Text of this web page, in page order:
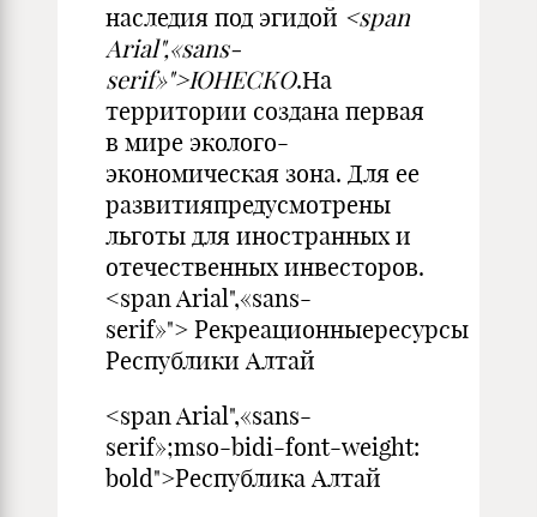
наследия под эгидой <span
Arial",«sans-
serif»">ЮНЕСКО.На
территории создана первая
в мире эколого-
экономическая зона. Для ее
развитияпредусмотрены
льготы для иностранных и
отечественных инвесторов.
<span Arial",«sans-
serif»"> Рекреационныересурсы
Республики Алтай
<span Arial",«sans-
serif»;mso-bidi-font-weight:
bold">Республика Алтай